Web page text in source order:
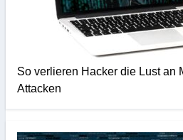
So verlieren Hacker die Lust an
Attacken